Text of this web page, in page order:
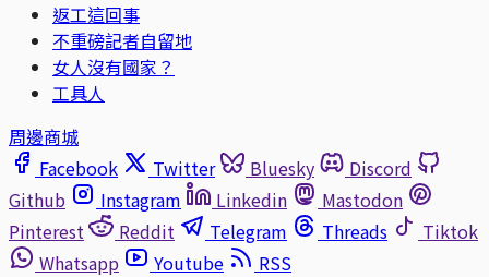
返工這回事
不重磅記者自留地
女人沒有國家？
工具人
周邊商城
Facebook
Twitter Bluesky
Discord
Github
Instagram Linkedin
Mastodon
Pinterest
Reddit Telegram Threads
Tiktok
Whatsapp
Youtube
RSS